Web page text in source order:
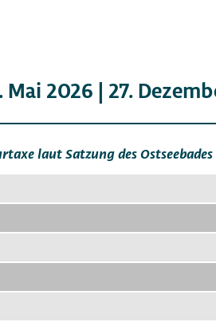
2026 | 27.
laut Satzung des